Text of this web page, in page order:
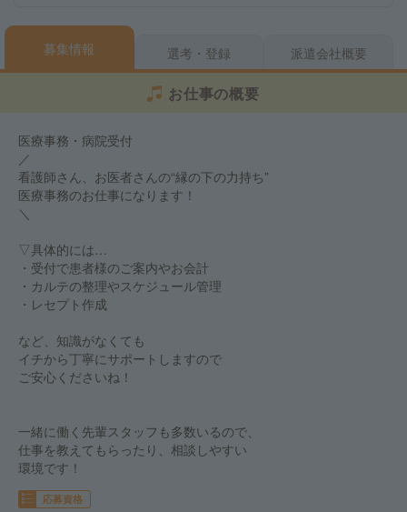
募集情報 選考・登録 派遣会社概要
お仕事の概要
医療事務・病院受付
／
看護師さん、お医者さんの“縁の下の力持ち”
医療事務のお仕事になります！
＼
▽具体的には…
・受付で患者様のご案内やお会計
・カルテの整理やスケジュール管理
・レセプト作成
など、知識がなくても
イチから丁寧にサポートしますので
ご安心くださいね！
一緒に働く先輩スタッフも多数いるので、
仕事を教えてもらったり、相談しやすい
環境です！
応募資格